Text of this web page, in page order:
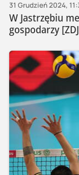
31 Grudzień 2024,
W Jastrzębiu
gospodarzy